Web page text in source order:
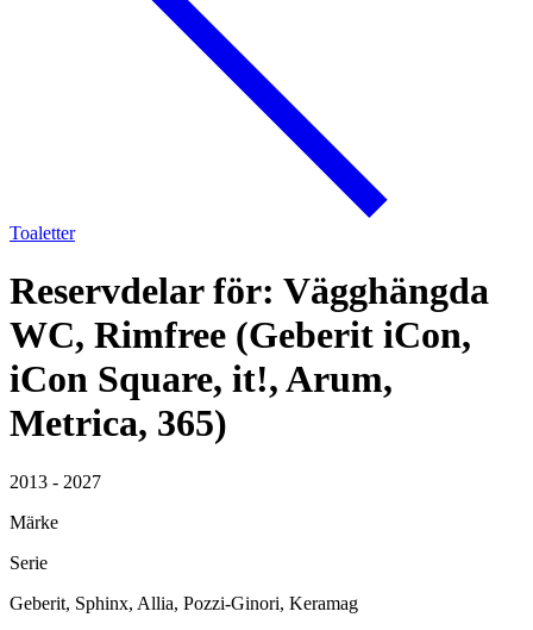
Toaletter
Reservdelar för: Vägghängda
WC, Rimfree (Geberit iCon,
iCon Square, it!, Arum,
Metrica, 365)
2013 - 2027
Märke
Serie
Geberit, Sphinx, Allia, Pozzi-Ginori, Keramag